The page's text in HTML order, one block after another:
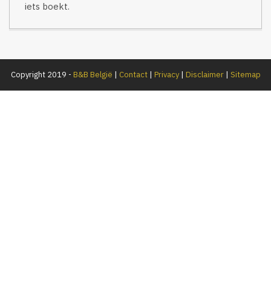
iets boekt.
Copyright 2019 - B&B België | Contact| Privacy| Disclaimer| Sitemap